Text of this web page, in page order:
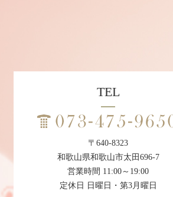
TEL
〒640-8323
和歌山県和歌山市太田696-7
営業時間 11:00～19:00
定休日 日曜日・第3月曜日